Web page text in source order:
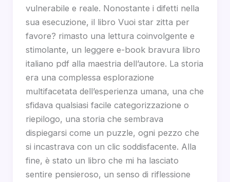
vulnerabile e reale. Nonostante i difetti nella
sua esecuzione, il libro Vuoi star zitta per
favore? rimasto una lettura coinvolgente e
stimolante, un leggere e-book bravura libro
italiano pdf alla maestria dell’autore. La storia
era una complessa esplorazione
multifacetata dell’esperienza umana, una che
sfidava qualsiasi facile categorizzazione o
riepilogo, una storia che sembrava
dispiegarsi come un puzzle, ogni pezzo che
si incastrava con un clic soddisfacente. Alla
fine, è stato un libro che mi ha lasciato
sentire pensieroso, un senso di riflessione